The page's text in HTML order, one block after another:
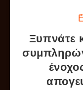
Ξυπνάτε